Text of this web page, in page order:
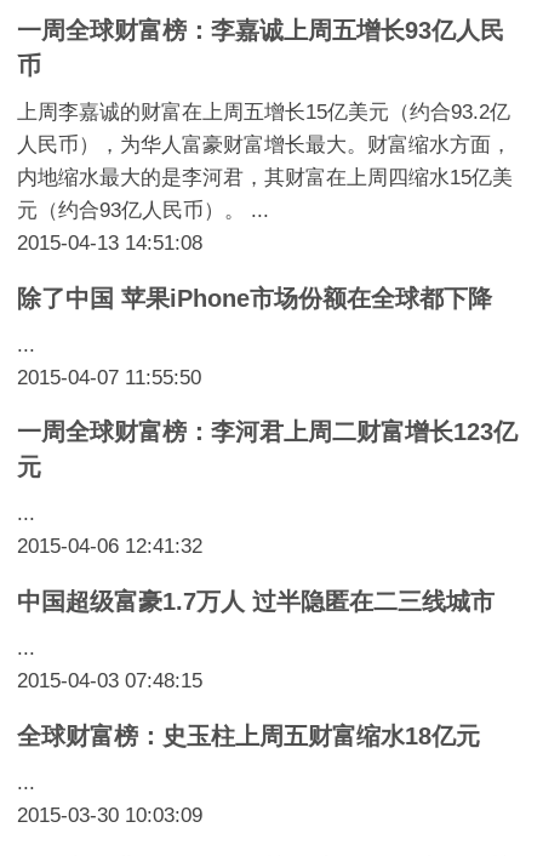
一周全球财富榜：李嘉诚上周五增长93亿人民
币
上周李嘉诚的财富在上周五增长15亿美元（约合93.2亿
人民币），为华人富豪财富增长最大。财富缩水方面，
内地缩水最大的是李河君，其财富在上周四缩水15亿美
元（约合93亿人民币）。 ...
2015-04-13 14:51:08
除了中国 苹果iPhone市场份额在全球都下降
...
2015-04-07 11:55:50
一周全球财富榜：李河君上周二财富增长123亿
元
...
2015-04-06 12:41:32
中国超级富豪1.7万人 过半隐匿在二三线城市
...
2015-04-03 07:48:15
全球财富榜：史玉柱上周五财富缩水18亿元
...
2015-03-30 10:03:09